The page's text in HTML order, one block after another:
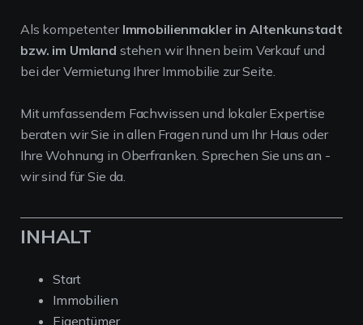
Als kompetenter Immobilienmakler in Altenkunstadt
bzw. im Umland stehen wir Ihnen beim Verkauf und
bei der Vermietung Ihrer Immobilie zur Seite.
Mit umfassendem Fachwissen und lokaler Expertise
beraten wir Sie in allen Fragen rund um Ihr Haus oder
Ihre Wohnung in Oberfranken. Sprechen Sie uns an -
wir sind für Sie da.
INHALT
Start
Immobilien
Eigentümer